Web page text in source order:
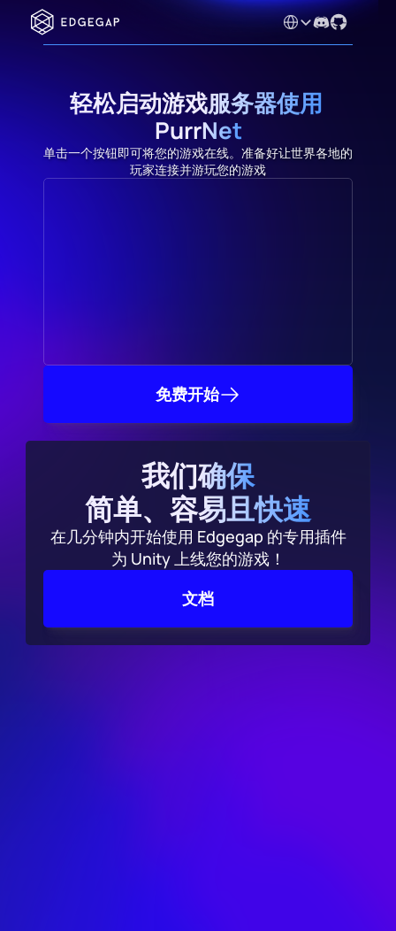
Select Language
轻松启动游戏服务器使用
PurrNet
单击一个按钮即可将您的游戏在线。准备好让世界各地的
玩家连接并游玩您的游戏
免费开始
我们确保
简单、容易且快速
在几分钟内开始使用 Edgegap 的专用插件
为 Unity 上线您的游戏！
文档